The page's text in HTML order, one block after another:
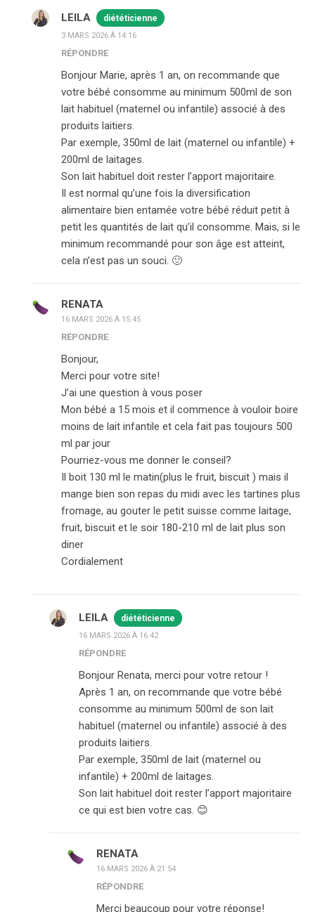
LEILA diététicienne
3 MARS 2026 À 14:16
RÉPONDRE
Bonjour Marie, après 1 an, on recommande que
votre bébé consomme au minimum 500ml de son
lait habituel (maternel ou infantile) associé à des
produits laitiers.
Par exemple, 350ml de lait (maternel ou infantile) +
200ml de laitages.
Son lait habituel doit rester l’apport majoritaire.
Il est normal qu’une fois la diversification
alimentaire bien entamée votre bébé réduit petit à
petit les quantités de lait qu’il consomme. Mais, si le
minimum recommandé pour son âge est atteint,
cela n’est pas un souci. 🙂
RENATA
16 MARS 2026 À 15:45
RÉPONDRE
Bonjour,
Merci pour votre site!
J’ai une question à vous poser
Mon bébé a 15 mois et il commence à vouloir boire
moins de lait infantile et cela fait pas toujours 500
ml par jour
Pourriez-vous me donner le conseil?
Il boit 130 ml le matin(plus le fruit, biscuit ) mais il
mange bien son repas du midi avec les tartines plus
fromage, au gouter le petit suisse comme laitage,
fruit, biscuit et le soir 180-210 ml de lait plus son
diner
Cordialement
LEILA diététicienne
16 MARS 2026 À 16:42
RÉPONDRE
Bonjour Renata, merci pour votre retour !
Après 1 an, on recommande que votre bébé
consomme au minimum 500ml de son lait
habituel (maternel ou infantile) associé à des
produits laitiers.
Par exemple, 350ml de lait (maternel ou
infantile) + 200ml de laitages.
Son lait habituel doit rester l’apport majoritaire
ce qui est bien votre cas. 😊
RENATA
16 MARS 2026 À 21:54
RÉPONDRE
Merci beaucoup pour votre réponse!